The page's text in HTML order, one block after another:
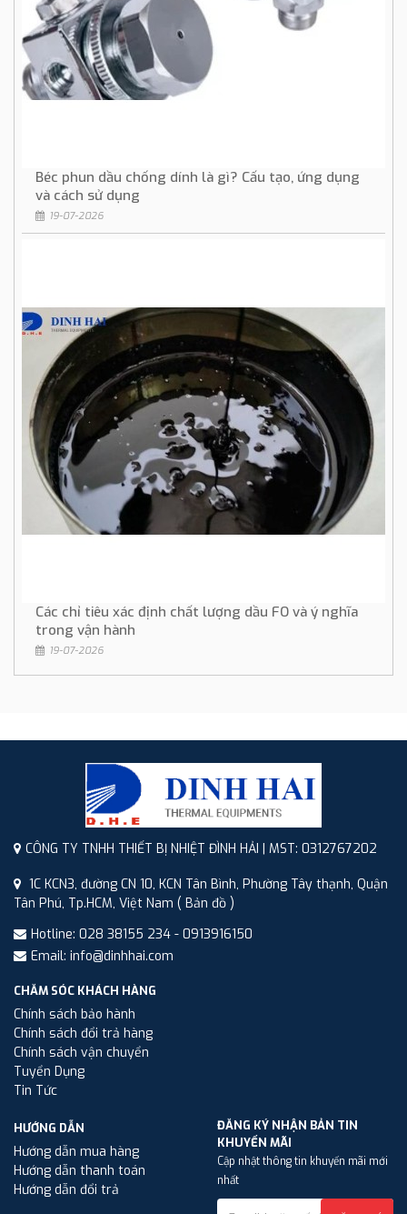
Béc phun dầu chống dính là gì? Cấu tạo, ứng dụng
và cách sử dụng
19-07-2026
Các chỉ tiêu xác định chất lượng dầu FO và ý nghĩa
trong vận hành
19-07-2026
CÔNG TY TNHH THIẾT BỊ NHIỆT ĐÌNH HẢI | MST: 0312767202
1C KCN3, đường CN 10, KCN Tân Bình, Phường Tây thạnh, Quận
Tân Phú, Tp.HCM, Việt Nam ( Bản đồ )
Hotline: 028 38155 234 - 0913916150
Email: info@dinhhai.com
CHĂM SÓC KHÁCH HÀNG
Chính sách bảo hành
Chính sách đổi trả hàng
Chính sách vận chuyển
Tuyển Dụng
Tin Tức
HƯỚNG DẪN
Hướng dẫn mua hàng
Hướng dẫn thanh toán
Hướng dẫn đổi trả
ĐĂNG KÝ NHẬN BẢN TIN
KHUYẾN MÃI
Cập nhật thông tin khuyến mãi mới
nhất